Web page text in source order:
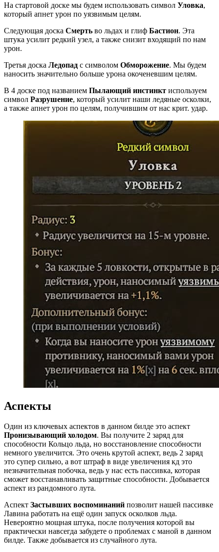
На стартовой доске мы будем использовать символ Уловка,
который апнет урон по уязвимым целям.
Следующая доска Смерть во льдах и глиф Бастион. Эта
штука усилит редкий узел, а также снизит входящий по нам
урон.
Третья доска Ледопад с символом Обморожение. Мы будем
наносить значительно больше урона окоченевшим целям.
В 4 доске под названием Пылающий инстинкт используем
символ Разрушение, который усилит наши ледяные осколки,
а также апнет урон по целям, получившим от нас крит. удар.
Аспекты
Один из ключевых аспектов в данном билде это аспект
Пронизывающий холодом. Вы получите 2 заряд для
способности Кольцо льда, но восстановление способности
немного увеличится. Это очень крутой аспект, ведь 2 заряд
это супер сильно, а вот штраф в виде увеличения кд это
незначительная побочка, ведь у нас есть пассивка, которая
сможет восстанавливать защитные способности. Добывается
аспект из рандомного лута.
Аспект Застывших воспоминаний позволит нашей пассивке
Лавина работать на ещё один запуск осколков льда.
Невероятно мощная штука, после получения которой вы
практически навсегда забудете о проблемах с маной в данном
билде. Также добывается из случайного лута.